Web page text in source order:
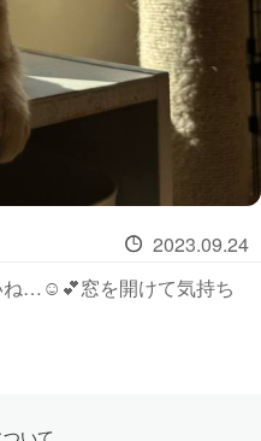
2023.09.24
ね…☺️💕窓を開けて気持ち